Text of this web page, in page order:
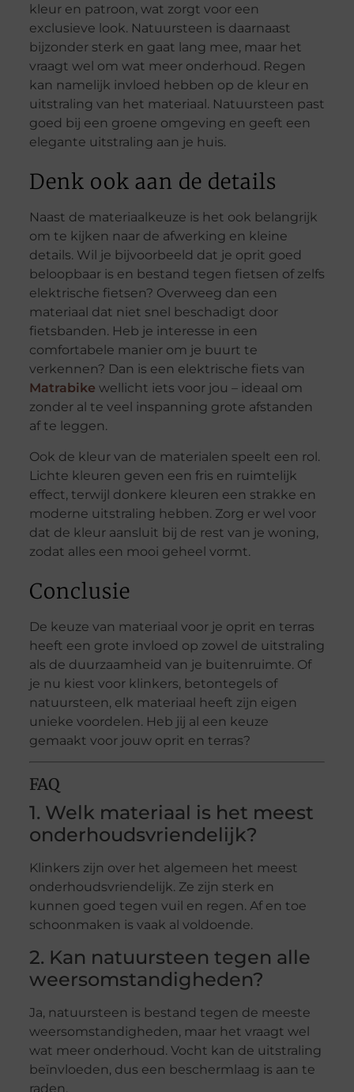
kleur en patroon, wat zorgt voor een
exclusieve look. Natuursteen is daarnaast
bijzonder sterk en gaat lang mee, maar het
vraagt wel om wat meer onderhoud. Regen
kan namelijk invloed hebben op de kleur en
uitstraling van het materiaal. Natuursteen past
goed bij een groene omgeving en geeft een
elegante uitstraling aan je huis.
Denk ook aan de details
Naast de materiaalkeuze is het ook belangrijk
om te kijken naar de afwerking en kleine
details. Wil je bijvoorbeeld dat je oprit goed
beloopbaar is en bestand tegen fietsen of zelfs
elektrische fietsen? Overweeg dan een
materiaal dat niet snel beschadigt door
fietsbanden. Heb je interesse in een
comfortabele manier om je buurt te
verkennen? Dan is een elektrische fiets van
Matrabike wellicht iets voor jou – ideaal om
zonder al te veel inspanning grote afstanden
af te leggen.
Ook de kleur van de materialen speelt een rol.
Lichte kleuren geven een fris en ruimtelijk
effect, terwijl donkere kleuren een strakke en
moderne uitstraling hebben. Zorg er wel voor
dat de kleur aansluit bij de rest van je woning,
zodat alles een mooi geheel vormt.
Conclusie
De keuze van materiaal voor je oprit en terras
heeft een grote invloed op zowel de uitstraling
als de duurzaamheid van je buitenruimte. Of
je nu kiest voor klinkers, betontegels of
natuursteen, elk materiaal heeft zijn eigen
unieke voordelen. Heb jij al een keuze
gemaakt voor jouw oprit en terras?
FAQ
1. Welk materiaal is het meest
onderhoudsvriendelijk?
Klinkers zijn over het algemeen het meest
onderhoudsvriendelijk. Ze zijn sterk en
kunnen goed tegen vuil en regen. Af en toe
schoonmaken is vaak al voldoende.
2. Kan natuursteen tegen alle
weersomstandigheden?
Ja, natuursteen is bestand tegen de meeste
weersomstandigheden, maar het vraagt wel
wat meer onderhoud. Vocht kan de uitstraling
beïnvloeden, dus een beschermlaag is aan te
raden.